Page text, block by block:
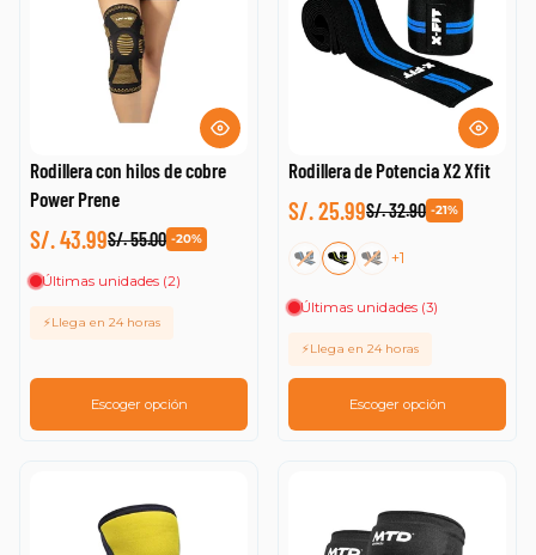
Rodillera con hilos de cobre
Power Prene
S/. 43.99S/. 55.00 -20%
Últimas unidades (2)
⚡Llega en 24 horas
Escoger opción
Rodillera de Potencia X2 Xfit
S/. 25.99S/. 32.90 -21%
+1
Últimas unidades (3)
⚡Llega en 24 horas
Escoger opción